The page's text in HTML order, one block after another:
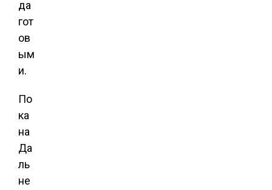
да
гот
ов
ым
и.
По
ка
на
Да
ль
не